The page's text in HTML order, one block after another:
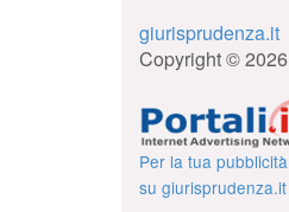
giurisprudenza.it
Copyright © 2026
Per la tua pubblicità
su giurisprudenza.it